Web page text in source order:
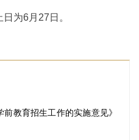
为6月27日。
教育招生工作的实施意见》